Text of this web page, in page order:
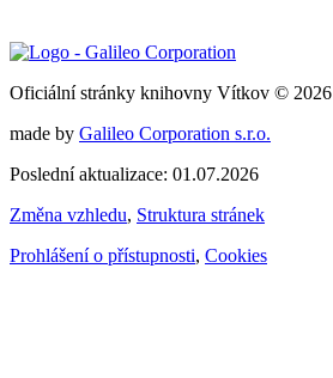
Oficiální stránky knihovny Vítkov © 2026
made by Galileo Corporation s.r.o.
Poslední aktualizace: 01.07.2026
Změna vzhledu, Struktura stránek
Prohlášení o přístupnosti, Cookies